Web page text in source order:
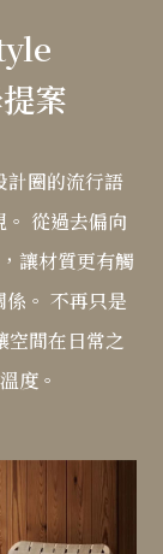
案
圈的流行語
從過去偏向
讓材質更有觸
。 不再只是
空間在日常之
度。